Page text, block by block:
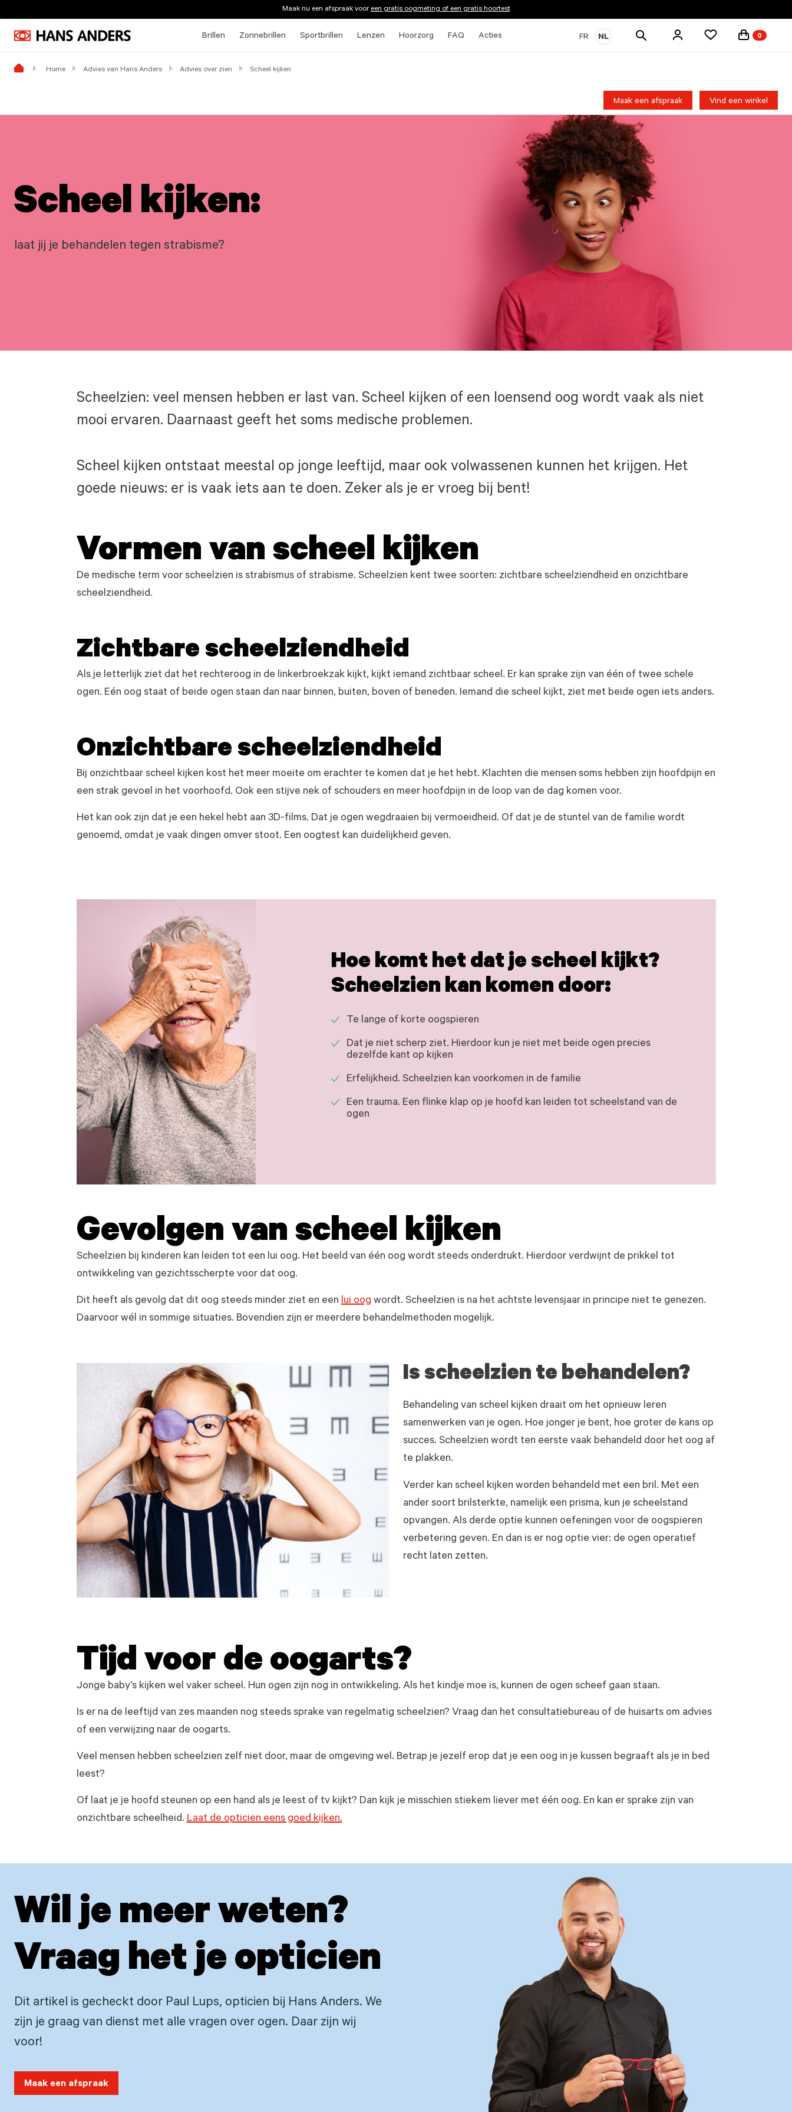
Maak nu een afspraak vooreen gratis oogmeting of een gratis hoortest
Brillen Zonnebrillen Sportbrillen Lenzen Hoorzorg FAQ Acties FR NL
Zoek
0
Home Advies van Hans Anders Advies over zien Scheel kijken
Maak een afspraak Vind een winkel
Scheel kijken:
laat jij je behandelen tegen strabisme?
Scheelzien: veel mensen hebben er last van. Scheel kijken of een loensend oog wordt vaak als niet
mooi ervaren. Daarnaast geeft het soms medische problemen.
Scheel kijken ontstaat meestal op jonge leeftijd, maar ook volwassenen kunnen het krijgen. Het
goede nieuws: er is vaak iets aan te doen. Zeker als je er vroeg bij bent!
Vormen van scheel kijken
De medische term voor scheelzien is strabismus of strabisme. Scheelzien kent twee soorten: zichtbare scheelziendheid en onzichtbare
scheelziendheid.
Zichtbare scheelziendheid
Als je letterlijk ziet dat het rechteroog in de linkerbroekzak kijkt, kijkt iemand zichtbaar scheel. Er kan sprake zijn van één of twee schele
ogen. Eén oog staat of beide ogen staan dan naar binnen, buiten, boven of beneden. Iemand die scheel kijkt, ziet met beide ogen iets anders.
Onzichtbare scheelziendheid
Bij onzichtbaar scheel kijken kost het meer moeite om erachter te komen dat je het hebt. Klachten die mensen soms hebben zijn hoofdpijn en
een strak gevoel in het voorhoofd. Ook een stijve nek of schouders en meer hoofdpijn in de loop van de dag komen voor.
Het kan ook zijn dat je een hekel hebt aan 3D-films. Dat je ogen wegdraaien bij vermoeidheid. Of dat je de stuntel van de familie wordt
genoemd, omdat je vaak dingen omver stoot. Een oogtest kan duidelijkheid geven.
Hoe komt het dat je scheel kijkt?
Scheelzien kan komen door:
Te lange of korte oogspieren
Dat je niet scherp ziet. Hierdoor kun je niet met beide ogen precies
dezelfde kant op kijken
Erfelijkheid. Scheelzien kan voorkomen in de familie
Een trauma. Een flinke klap op je hoofd kan leiden tot scheelstand van de
ogen
Gevolgen van scheel kijken
Scheelzien bij kinderen kan leiden tot een lui oog. Het beeld van één oog wordt steeds onderdrukt. Hierdoor verdwijnt de prikkel tot
ontwikkeling van gezichtsscherpte voor dat oog.
Dit heeft als gevolg dat dit oog steeds minder ziet en eenlui oog wordt. Scheelzien is na het achtste levensjaar in principe niet te genezen.
Daarvoor wél in sommige situaties. Bovendien zijn er meerdere behandelmethoden mogelijk.
Is scheelzien te behandelen?
Behandeling van scheel kijken draait om het opnieuw leren
samenwerken van je ogen. Hoe jonger je bent, hoe groter de kans op
succes. Scheelzien wordt ten eerste vaak behandeld door het oog af
te plakken.
Verder kan scheel kijken worden behandeld met een bril. Met een
ander soort brilsterkte, namelijk een prisma, kun je scheelstand
opvangen. Als derde optie kunnen oefeningen voor de oogspieren
verbetering geven. En dan is er nog optie vier: de ogen operatief
recht laten zetten.
Tijd voor de oogarts?
Jonge baby’s kijken wel vaker scheel. Hun ogen zijn nog in ontwikkeling. Als het kindje moe is, kunnen de ogen scheef gaan staan.
Is er na de leeftijd van zes maanden nog steeds sprake van regelmatig scheelzien? Vraag dan het consultatiebureau of de huisarts om advies
of een verwijzing naar de oogarts.
Veel mensen hebben scheelzien zelf niet door, maar de omgeving wel. Betrap je jezelf erop dat je een oog in je kussen begraaft als je in bed
leest?
Of laat je je hoofd steunen op een hand als je leest of tv kijkt? Dan kijk je misschien stiekem liever met één oog. En kan er sprake zijn van
onzichtbare scheelheid.Laat de opticien eens goed kijken.
Wil je meer weten?
Vraag het je opticien
Dit artikel is gecheckt door Paul Lups, opticien bij Hans Anders. We
zijn je graag van dienst met alle vragen over ogen. Daar zijn wij
voor!
Maak een afspraak